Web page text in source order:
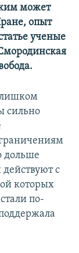
может
опыт
ученые
сильно
дольше
с
которых
по-